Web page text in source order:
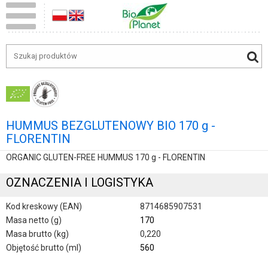
HUMMUS BEZGLUTENOWY BIO 170 g -
FLORENTIN
ORGANIC GLUTEN-FREE HUMMUS 170 g - FLORENTIN
OZNACZENIA I LOGISTYKA
Kod kreskowy (EAN)
8714685907531
Masa netto (g)
170
Masa brutto (kg)
0,220
Objętość brutto (ml)
560